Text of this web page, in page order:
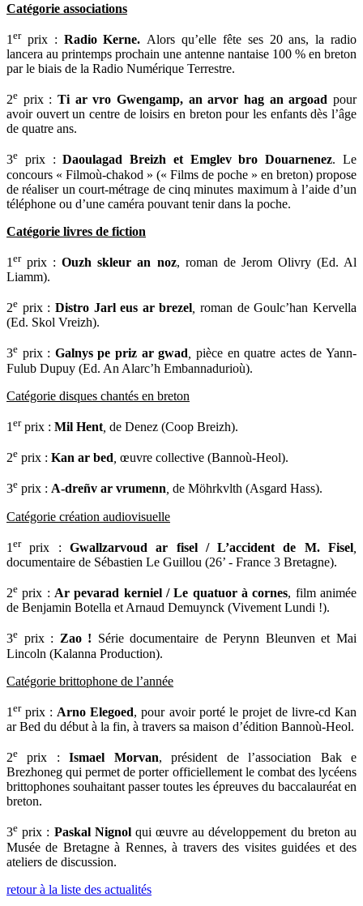
Catégorie associations
1 erprix : Radio Kerne. Alors qu’elle fête ses 20 ans, la radio
lancera au printemps prochain une antenne nantaise 100 % en breton
par le biais de la Radio Numérique Terrestre.
2e prix : Ti ar vro Gwengamp, an arvor hag an argoad pour
avoir ouvert un centre de loisirs en breton pour les enfants dès l’âge
de quatre ans.
3e prix :Daoulagad Breizh et Emglev bro Douarnenez. Le
concours « Filmoù-chakod » (« Films de poche » en breton) propose
de réaliser un court-métrage de cinq minutes maximum à l’aide d’un
téléphone ou d’une caméra pouvant tenir dans la poche.
Catégorie livres de fiction
1 erprix :Ouzh skleur an noz, roman de Jerom Olivry (Ed. Al
Liamm).
2e prix : Distro Jarl eus ar brezel,roman de Goulc’han Kervella
(Ed. Skol Vreizh).
3e prix : Galnys pe priz ar gwad, pièce en quatre actes de Yann-
Fulub Dupuy (Ed. An Alarc’h Embannadurioù).
Catégorie disques chantés en breton
1 erprix : Mil Hent de Denez (Coop Breizh).
2e prix : Kan ar bed, œuvre collective (Bannoù-Heol).
3e prix : A-dreñv ar vrumenn, de Möhrkvlth (Asgard Hass).
Catégorie création audiovisuelle
1 erprix : Gwallzarvoud ar fisel / L’accident de M. Fisel
documentaire de Sébastien Le Guillou (26’ - France 3 Bretagne).
2e prix : Ar pevarad kerniel / Le quatuor à cornes, film animée
de Benjamin Botella et Arnaud Demuynck (Vivement Lundi !).
3e prix : Zao ! Série documentaire de Perynn Bleunven et Mai
Lincoln (Kalanna Production).
Catégorie brittophone de l’année
1 erprix : Arno Elegoed, pour avoir porté le projet de livre-cd Kan
ar Bed du début à la fin, à travers sa maison d’édition Bannoù-Heol.
2e prix :Ismael Morvan, président de l’association Bak e
Brezhoneg qui permet de porter officiellement le combat des lycéens
brittophones souhaitant passer toutes les épreuves du baccalauréat en
breton.
3e prix : Paskal Nignolqui œuvre au développement du breton au
Musée de Bretagne à Rennes, à travers des visites guidées et des
ateliers de discussion.
retour à la liste des actualités